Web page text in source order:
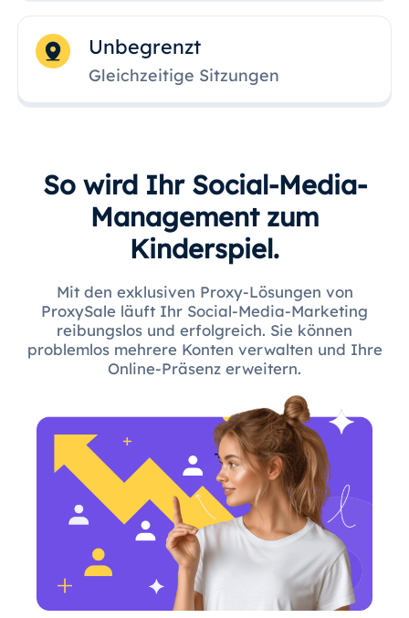
Unbegrenzt
Gleichzeitige Sitzungen
So wird Ihr Social-Media-
Management zum
Kinderspiel.
Mit den exklusiven Proxy-Lösungen von
ProxySale läuft Ihr Social-Media-Marketing
reibungslos und erfolgreich. Sie können
problemlos mehrere Konten verwalten und Ihre
Online-Präsenz erweitern.